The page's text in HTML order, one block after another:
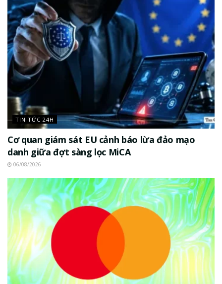
TIN TỨC 24H
Cơ quan giám sát EU cảnh báo lừa đảo mạo
danh giữa đợt sàng lọc MiCA
06/08/2026